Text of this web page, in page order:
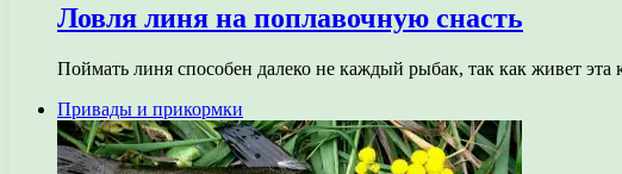
Ловля линя на поплавочную снасть
Поймать линя способен далеко не каждый рыбак, так как живет
Привады и прикормки